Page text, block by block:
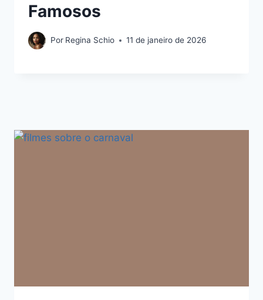
Famosos
Por Regina Schio 11 de janeiro de 2026